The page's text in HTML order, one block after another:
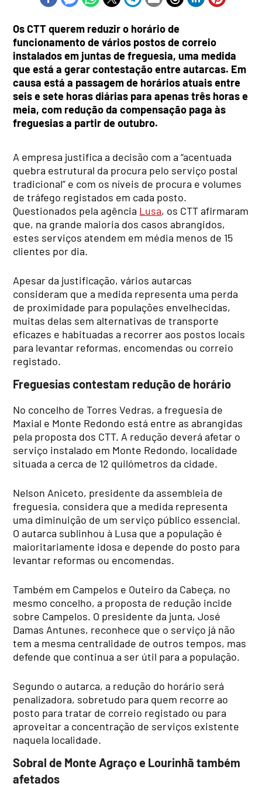
Os CTT querem reduzir o horário de
funcionamento de vários postos de correio
instalados em juntas de freguesia, uma medida
que está a gerar contestação entre autarcas. Em
causa está a passagem de horários atuais entre
seis e sete horas diárias para apenas três horas e
meia, com redução da compensação paga às
freguesias a partir de outubro.
A empresa justifica a decisão com a “acentuada
quebra estrutural da procura pelo serviço postal
tradicional” e com os níveis de procura e volumes
de tráfego registados em cada posto.
Questionados pela agência Lusa, os CTT afirmaram
que, na grande maioria dos casos abrangidos,
estes serviços atendem em média menos de 15
clientes por dia.
Apesar da justificação, vários autarcas
consideram que a medida representa uma perda
de proximidade para populações envelhecidas,
muitas delas sem alternativas de transporte
eficazes e habituadas a recorrer aos postos locais
para levantar reformas, encomendas ou correio
registado.
Freguesias contestam redução de horário
No concelho de Torres Vedras, a freguesia de
Maxial e Monte Redondo está entre as abrangidas
pela proposta dos CTT. A redução deverá afetar o
serviço instalado em Monte Redondo, localidade
situada a cerca de 12 quilómetros da cidade.
Nelson Aniceto, presidente da assembleia de
freguesia, considera que a medida representa
uma diminuição de um serviço público essencial.
O autarca sublinhou à Lusa que a população é
maioritariamente idosa e depende do posto para
levantar reformas ou encomendas.
Também em Campelos e Outeiro da Cabeça, no
mesmo concelho, a proposta de redução incide
sobre Campelos. O presidente da junta, José
Damas Antunes, reconhece que o serviço já não
tem a mesma centralidade de outros tempos, mas
defende que continua a ser útil para a população.
Segundo o autarca, a redução do horário será
penalizadora, sobretudo para quem recorre ao
posto para tratar de correio registado ou para
aproveitar a concentração de serviços existente
naquela localidade.
Sobral de Monte Agraço e Lourinhã também
afetados